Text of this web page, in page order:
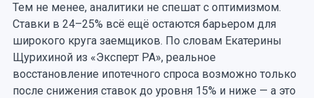
Тем не менее, аналитики не спешат с оптимизмом.
Ставки в 24–25% всё ещё остаются барьером для
широкого круга заемщиков. По словам Екатерины
Щурихиной из «Эксперт РА», реальное
восстановление ипотечного спроса возможно только
после снижения ставок до уровня 15% и ниже — а это